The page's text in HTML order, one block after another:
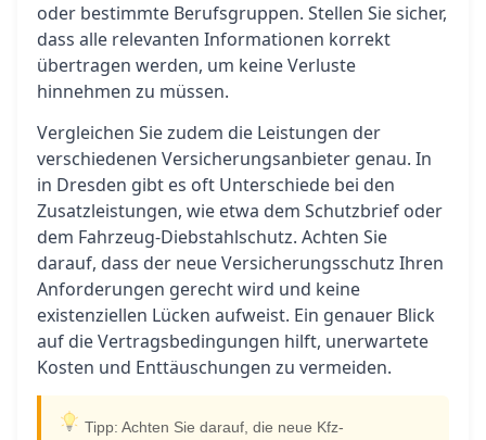
oder bestimmte Berufsgruppen. Stellen Sie sicher,
dass alle relevanten Informationen korrekt
übertragen werden, um keine Verluste
hinnehmen zu müssen.
Vergleichen Sie zudem die Leistungen der
verschiedenen Versicherungsanbieter genau. In
in Dresden gibt es oft Unterschiede bei den
Zusatzleistungen, wie etwa dem Schutzbrief oder
dem Fahrzeug-Diebstahlschutz. Achten Sie
darauf, dass der neue Versicherungsschutz Ihren
Anforderungen gerecht wird und keine
existenziellen Lücken aufweist. Ein genauer Blick
auf die Vertragsbedingungen hilft, unerwartete
Kosten und Enttäuschungen zu vermeiden.
Tipp: Achten Sie darauf, die neue Kfz-